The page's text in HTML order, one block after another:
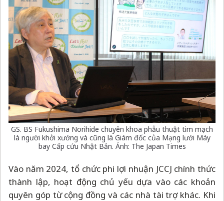
GS. BS Fukushima Norihide chuyên khoa phẫu thuật tim mạch
là người khởi xướng và cũng là Giám đốc của Mạng lưới Máy
bay Cấp cứu Nhật Bản. Ảnh: The Japan Times
Vào năm 2024, tổ chức phi lợi nhuận JCCJ chính thức
thành lập, hoạt động chủ yếu dựa vào các khoản
quyên góp từ cộng đồng và các nhà tài trợ khác. Khi